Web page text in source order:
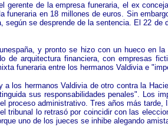
de la empresa funeraria, el ex
en 18 millones de euros. Sin
se desprende de la sentencia. El 22
y pronto se hizo con un hueco en
de arquitectura financiera, con empresas
funeraria entre los hermanos Valdivia e
los hermanos Valdivia de otro contra la
sus responsabilidades penales". Los
administrativo. Tres años más
lo retrasó por coincidir con las
uno de los jueces se inhibe alegando